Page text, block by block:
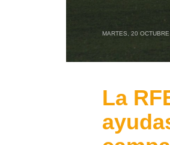
MARTES, 20
La